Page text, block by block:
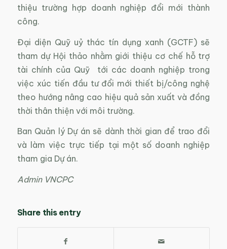
thiệu trường hợp doanh nghiệp đổi mới thành
công.
Đại diện Quỹ uỷ thác tín dụng xanh (GCTF) sẽ
tham dự Hội thảo nhằm giới thiệu cơ chế hỗ trợ
tài chính của Quỹ tới các doanh nghiệp trong
việc xúc tiến đầu tư đổi mới thiết bị/công nghệ
theo hướng nâng cao hiệu quả sản xuất và đồng
thời thân thiện với môi trường.
Ban Quản lý Dự án sẽ dành thời gian để trao đổi
và làm việc trực tiếp tại một số doanh nghiệp
tham gia Dự án.
Admin VNCPC
Share this entry